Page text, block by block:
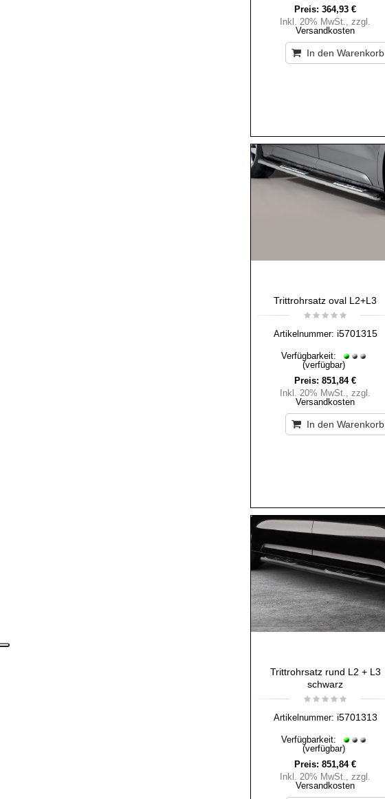
Preis: 364,93 €
Inkl. 20% MwSt.,zzgl.
Versandkosten
In den Warenkorb
Trittrohrsatz oval L2+L3
Artikelnummer: i5701315
Verfügbarkeit:
(verfügbar)
Preis: 851,84 €
Inkl. 20% MwSt.,zzgl.
Versandkosten
In den Warenkorb
Trittrohrsatz rund L2 + L3
schwarz
Artikelnummer: i5701313
Verfügbarkeit:
(verfügbar)
Preis: 851,84 €
Inkl. 20% MwSt.,zzgl.
Versandkosten